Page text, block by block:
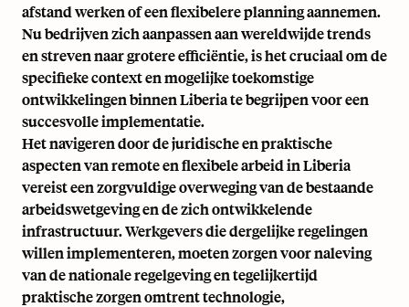
afstand werken of een flexibelere planning aannemen.
Nu bedrijven zich aanpassen aan wereldwijde trends
en streven naar grotere efficiëntie, is het cruciaal om de
specifieke context en mogelijke toekomstige
ontwikkelingen binnen Liberia te begrijpen voor een
succesvolle implementatie.
Het navigeren door de juridische en praktische
aspecten van remote en flexibele arbeid in Liberia
vereist een zorgvuldige overweging van de bestaande
arbeidswetgeving en de zich ontwikkelende
infrastructuur. Werkgevers die dergelijke regelingen
willen implementeren, moeten zorgen voor naleving
van de nationale regelgeving en tegelijkertijd
praktische zorgen omtrent technologie,